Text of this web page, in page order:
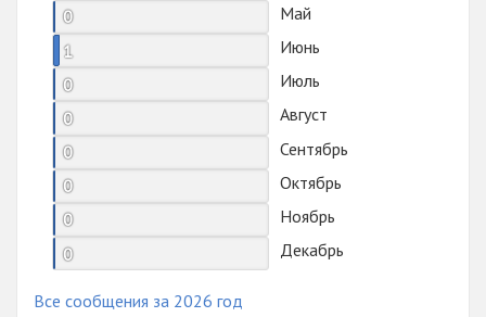
0
Май
1
Июнь
0
Июль
0
Август
0
Сентябрь
0
Октябрь
0
Ноябрь
0
Декабрь
Все сообщения за 2026 год